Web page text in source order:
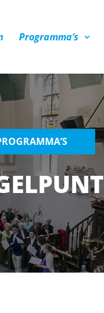
Programma’s